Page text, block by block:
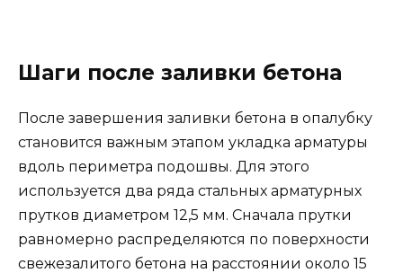
Шаги после заливки бетона
После завершения заливки бетона в опалубку
становится важным этапом укладка арматуры
вдоль периметра подошвы. Для этого
используется два ряда стальных арматурных
прутков диаметром 12,5 мм. Сначала прутки
равномерно распределяются по поверхности
свежезалитого бетона на расстоянии около 15